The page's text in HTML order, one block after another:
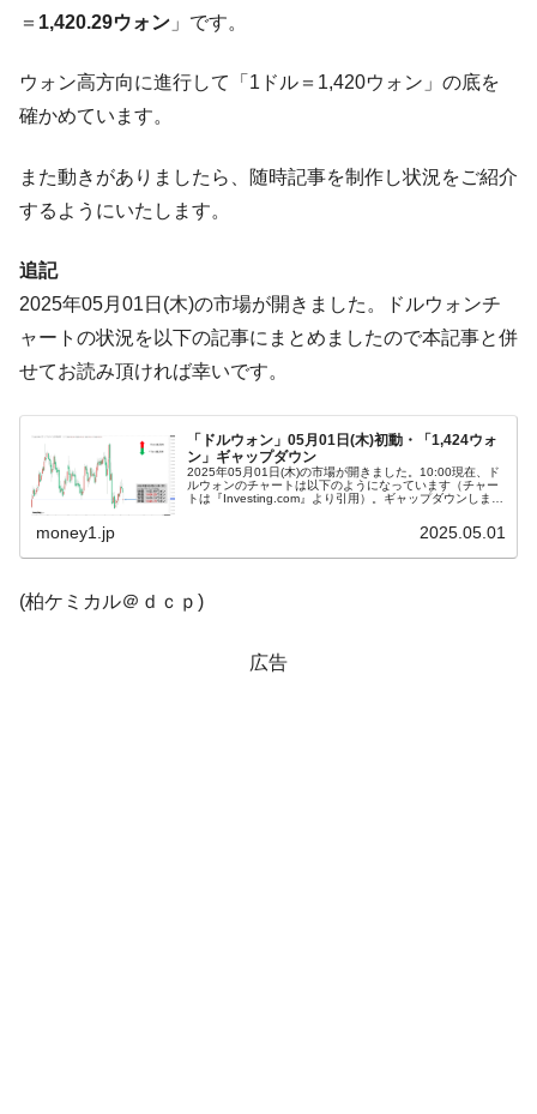
『Money1』
韓国政府「2035年までに18.4GW規模のAIデ
『Money1』
JPモルガン「韓国レバレッジETFの清算は
ほぼ終わった」
発。
『Money1』
韓国政府「ニセＫ-ブランドを通報しようキ
『Money1』
ぎ」では。
『Money1』
韓国鉄鋼最大手『POSCO』ズブズブ沈む。
営業利益80.2％も減少
『Money1』
米国下院「韓国の公務員個人をターゲット
にぶん殴る法案」提出！⇒ クーパン問題は合衆国企業に対
する差別。許してはおかぬ
『Money1』
韓国ボンクラ政策室長･金容範、株価暴落に
他人事のような発言。
業績「史上最高益」当期純利益は前年同期比13.4倍に。
機 ⇒ 10.7兆では損が出るからできない。
＝ 1,420.29ウォン 」です。
ウォン高方向に進行して「1ドル＝1,420ウォン」の底を
確かめています。
また動きがありましたら、随時記事を制作し状況をご紹介
するようにいたします。
追記
2025年05月01日(木)の市場が開きました。ドルウォンチ
ャートの状況を以下の記事にまとめましたので本記事と併
せてお読み頂ければ幸いです。
「ドルウォン」05月01日(木)初動・「1,424ウォ
ン」ギャップダウン
2025年05月01日(木)の市場が開きました。10:00現在、ド
ルウォンのチャートは以下のようになっています（チャー
トは『Investing.com』より引用）。ギャップダウンしまし
money1.jp 2025.05.01
(柏ケミカル＠ｄｃｐ)
広告